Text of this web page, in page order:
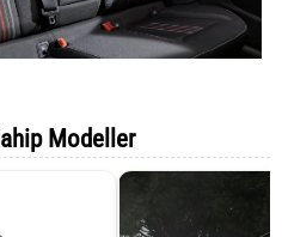
Modeller